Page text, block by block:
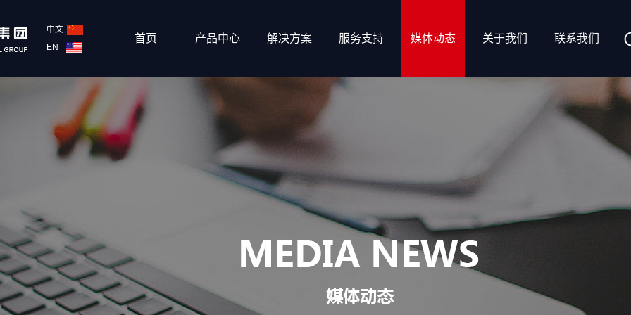
中文
EN
首页 产品中心 解决方案 服务支持 媒体动态 关于我们 联系我们